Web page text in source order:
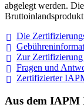
abgelegt werden.
Die
Zur Zertifizierung
Fragen und
Zertifizierter
Aus dem IAPM